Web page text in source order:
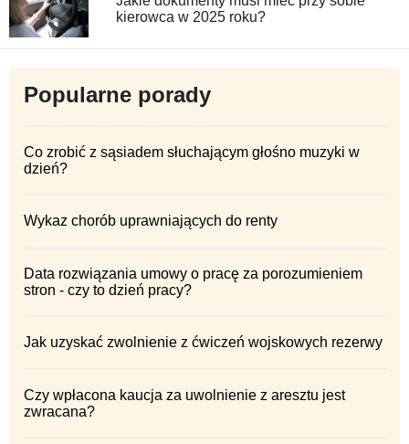
kierowca w 2025 roku?
Popularne porady
Co zrobić z sąsiadem słuchającym głośno muzyki w
dzień?
Wykaz chorób uprawniających do renty
Data rozwiązania umowy o pracę za porozumieniem
stron - czy to dzień pracy?
Jak uzyskać zwolnienie z ćwiczeń wojskowych rezerwy
Czy wpłacona kaucja za uwolnienie z aresztu jest
zwracana?